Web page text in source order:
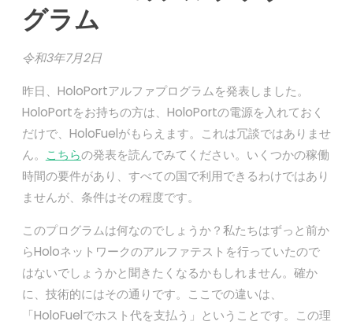
グラム
令和3年7月2日
昨日、HoloPortアルファプログラムを発表しました。
HoloPortをお持ちの方は、HoloPortの電源を入れておく
だけで、HoloFuelがもらえます。これは冗談ではありませ
ん。 こちらの発表を読んでみてください。いくつかの稼働
時間の要件があり、すべての国で利用できるわけではあり
ませんが、条件はその程度です。
このプログラムは何なのでしょうか？私たちはずっと前か
らHoloネットワークのアルファテストを行っていたので
はないでしょうかと聞きたくなるかもしれません。確か
に、技術的にはその通りです。ここでの違いは、
「HoloFuelでホスト代を支払う」ということです。この理